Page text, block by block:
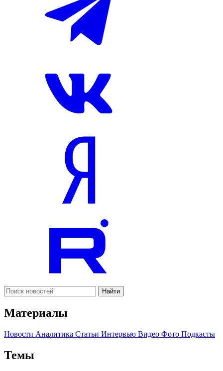
Найти
Материалы
Новости Аналитика Статьи Интервью Видео Фото Подкасты
Темы